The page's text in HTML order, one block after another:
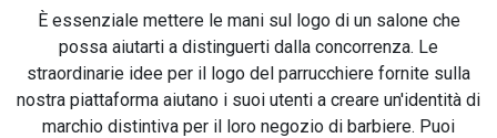
È essenziale mettere le mani sul logo di un salone che
possa aiutarti a distinguerti dalla concorrenza. Le
straordinarie idee per il logo del parrucchiere fornite sulla
nostra piattaforma aiutano i suoi utenti a creare un'identità di
marchio distintiva per il loro negozio di barbiere. Puoi